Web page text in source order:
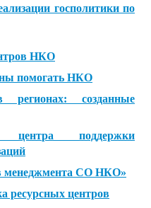
госполитики по
НКО
помогать НКО
созданные
центра поддержки
менеджмента СО НКО»
ресурсных центров